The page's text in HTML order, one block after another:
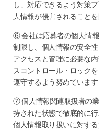
し、対応できるよう対策
人情報が侵害されることを
⑥ 会社は応募者の個人情
制限し、個人情報の安全
アクセスと管理に必要な
スコントロール・ロック
遵守するよう努めています
⑦ 個人情報関連取扱者の
持された状態で徹底的に
個人情報取り扱いに対す